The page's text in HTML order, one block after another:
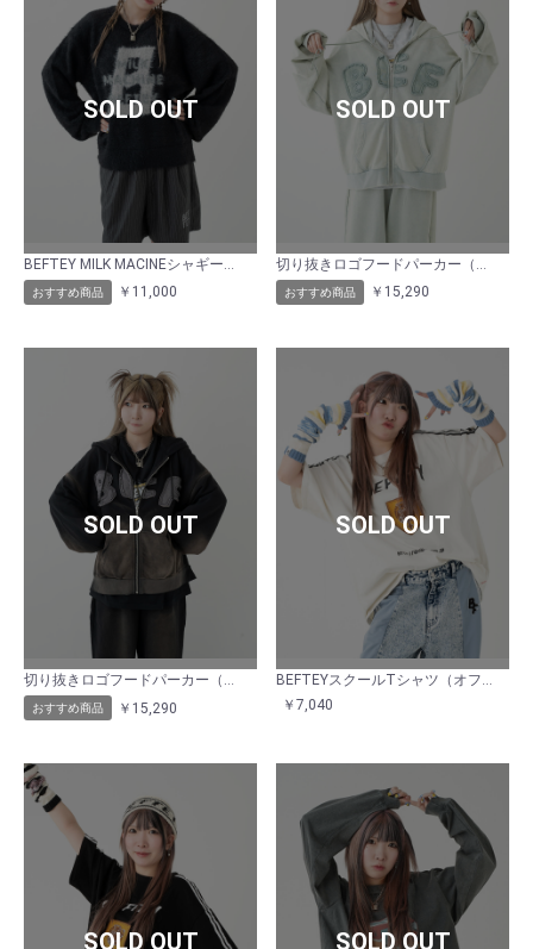
SOLD OUT
BEFTEY MILK MACINEシャギーニット（ブラック）
おすすめ商品 ￥11,000
SOLD OUT
切り抜きロゴフードパーカー（ライトグリーン）
おすすめ商品 ￥15,290
SOLD OUT
切り抜きロゴフードパーカー（ブラック）
おすすめ商品 ￥15,290
SOLD OUT
BEFTEYスクールTシャツ（オフホワイト）
￥7,040
SOLD OUT SOLD OUT